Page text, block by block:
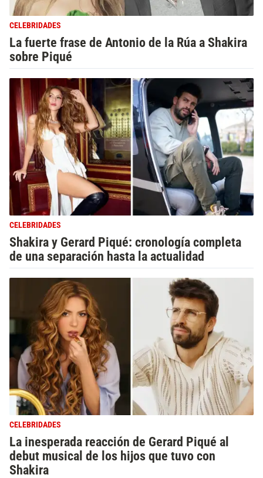
CELEBRIDADES
La fuerte frase de Antonio de la Rúa a Shakira
sobre Piqué
CELEBRIDADES
Shakira y Gerard Piqué: cronología completa
de una separación hasta la actualidad
CELEBRIDADES
La inesperada reacción de Gerard Piqué al
debut musical de los hijos que tuvo con
Shakira